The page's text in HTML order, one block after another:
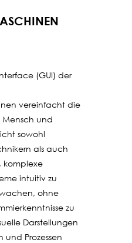
(GUI) der
vereinfacht die
Mensch und
sowohl
als auch
komplexe
intuitiv zu
ohne
zu
Darstellungen
Prozessen